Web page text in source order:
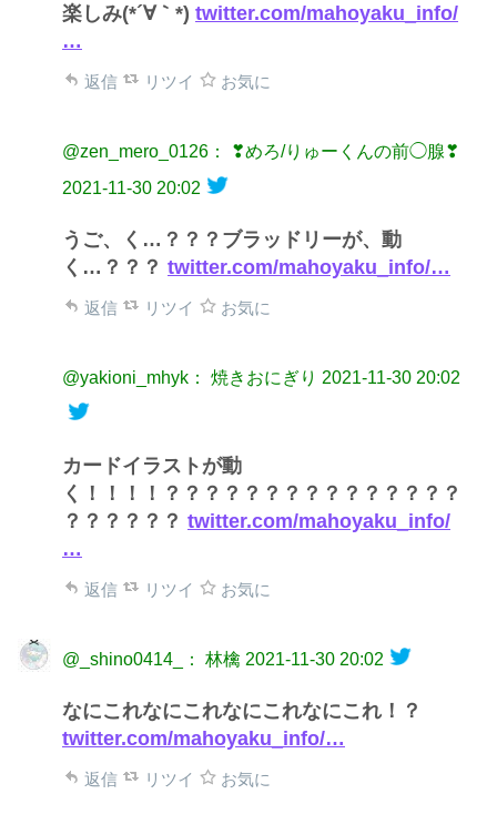
楽しみ(*´∀｀*) twitter.com/mahoyaku_info/
…
返信 リツイ お気に
@zen_mero_0126： ❣めろ/りゅーくんの前◯腺❣
2021-11-30 20:02
うご、く…？？？ブラッドリーが、動
く…？？？ twitter.com/mahoyaku_info/…
返信 リツイ お気に
@yakioni_mhyk： 焼きおにぎり 2021-11-30 20:02
カードイラストが動
く！！！！？？？？？？？？？？？？？？？
？？？？？？ twitter.com/mahoyaku_info/
…
返信 リツイ お気に
@_shino0414_： 林檎 2021-11-30 20:02
なにこれなにこれなにこれなにこれ！？
twitter.com/mahoyaku_info/…
返信 リツイ お気に